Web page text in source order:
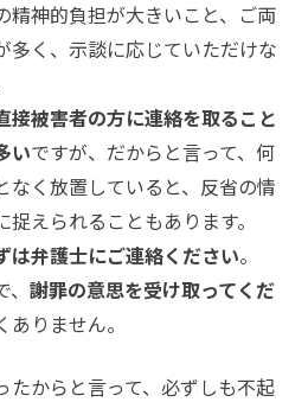
精神的負担が大きいこと、ご両
多く、示談に応じていただけな
接被害者の方に連絡を取ること
いですが、だからと言って、何
なく放置していると、反省の情
えられることもあります。
は弁護士にご連絡ください。
、謝罪の意思を受け取ってくだ
りません。
たからと言って、必ずしも不起